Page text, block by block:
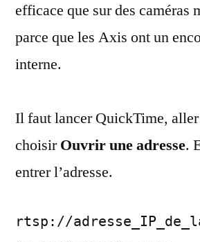
QuickTime
efficace que sur des caméras
parce que les Axis ont un
interne.
Il faut lancer QuickTime, aller
choisirOuvrir une adresse.
entrer l’adresse.
rtsp://